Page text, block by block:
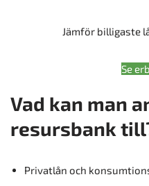
Jämför billigaste
Se
Vad kan man
resursbank
Privatlån och